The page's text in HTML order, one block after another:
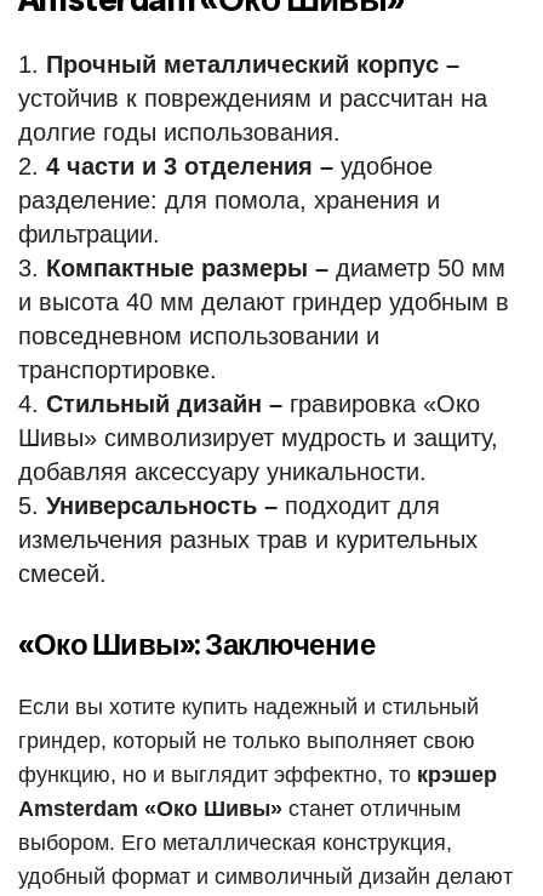
Прочный металлический корпус –
устойчив к повреждениям и рассчитан на
долгие годы использования.
4 части и 3 отделения – удобное
разделение: для помола, хранения и
фильтрации.
Компактные размеры – диаметр 50 мм
и высота 40 мм делают гриндер удобным в
повседневном использовании и
транспортировке.
Стильный дизайн – гравировка «Око
Шивы» символизирует мудрость и защиту,
добавляя аксессуару уникальности.
Универсальность – подходит для
измельчения разных трав и курительных
смесей.
«Око Шивы»: Заключение
Если вы хотите купить надежный и стильный
гриндер, который не только выполняет свою
функцию, но и выглядит эффектно, то крэшер
Amsterdam «Око Шивы» станет отличным
выбором. Его металлическая конструкция,
удобный формат и символичный дизайн делают